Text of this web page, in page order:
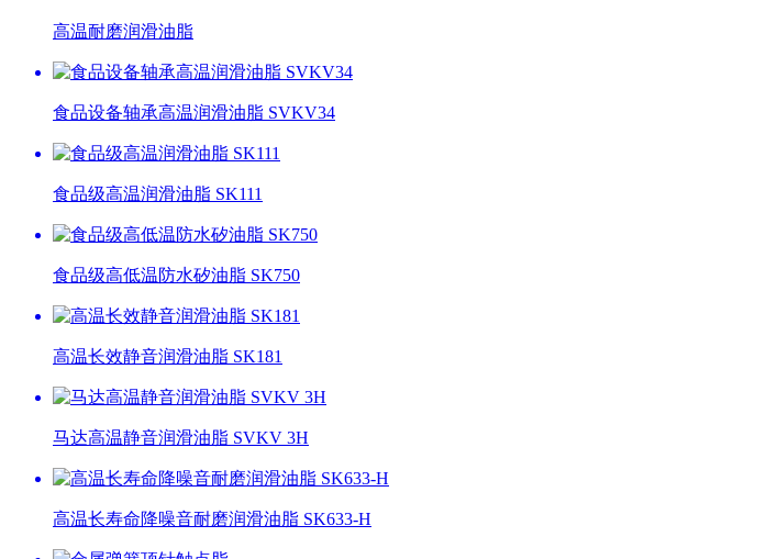
高温耐磨润滑油脂
食品设备轴承高温润滑油脂 SVKV34
食品级高温润滑油脂 SK111
食品级高低温防水矽油脂 SK750
高温长效静音润滑油脂 SK181
马达高温静音润滑油脂 SVKV 3H
高温长寿命降噪音耐磨润滑油脂 SK633-H